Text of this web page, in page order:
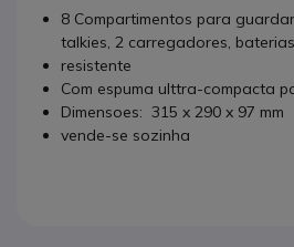
8 Compartimentos para
talkies, 2 carregadores,
resistente
Com espuma ulttra-compacta
Dimensoes: 315 x 290 x 97 mm
vende-se sozinha